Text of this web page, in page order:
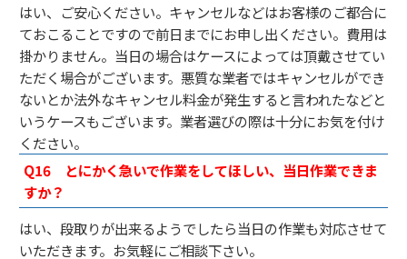
はい、ご安心ください。キャンセルなどはお客様のご都合に
ておこることですので前日までにお申し出ください。費用は
掛かりません。当日の場合はケースによっては頂戴させてい
ただく場合がございます。悪質な業者ではキャンセルができ
ないとか法外なキャンセル料金が発生すると言われたなどと
いうケースもございます。業者選びの際は十分にお気を付け
ください。
Q16 とにかく急いで作業をしてほしい、当日作業できま
すか？
はい、段取りが出来るようでしたら当日の作業も対応させて
いただきます。お気軽にご相談下さい。